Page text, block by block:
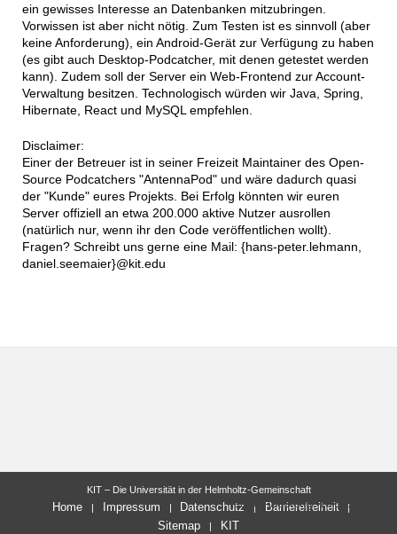
ein gewisses Interesse an Datenbanken mitzubringen.
Vorwissen ist aber nicht nötig. Zum Testen ist es sinnvoll (aber
keine Anforderung), ein Android-Gerät zur Verfügung zu haben
(es gibt auch Desktop-Podcatcher, mit denen getestet werden
kann). Zudem soll der Server ein Web-Frontend zur Account-
Verwaltung besitzen. Technologisch würden wir Java, Spring,
Hibernate, React und MySQL empfehlen.
Disclaimer:
Einer der Betreuer ist in seiner Freizeit Maintainer des Open-
Source Podcatchers "AntennaPod" und wäre dadurch quasi
der "Kunde" eures Projekts. Bei Erfolg könnten wir euren
Server offiziell an etwa 200.000 aktive Nutzer ausrollen
(natürlich nur, wenn ihr den Code veröffentlichen wollt).
Fragen? Schreibt uns gerne eine Mail: {hans-peter.lehmann,
daniel.seemaier}@kit.edu
letzte Änderung: 18.10.2024
KIT – Die Universität in der Helmholtz-Gemeinschaft
Home Impressum Datenschutz
Barrierefreiheit
Sitemap
KIT